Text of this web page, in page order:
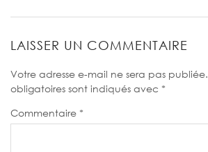
LAISSER UN COMMENTAIRE
Votre adresse e-mail ne sera pas publiée.
obligatoires sont indiqués avec *
Commentaire *